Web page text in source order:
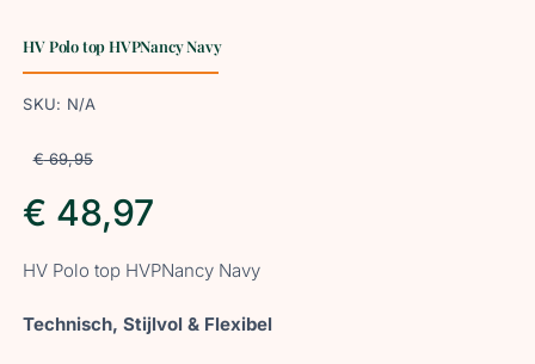
HV Polo top HVPNancy Navy
SKU: N/A
€69,95
€ 48,97
HV Polo top HVPNancy Navy
Technisch, Stijlvol & Flexibel